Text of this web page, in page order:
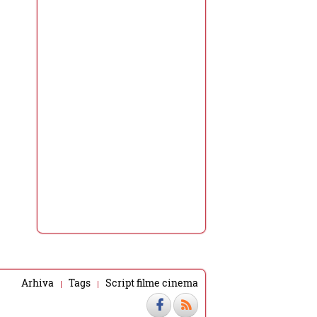
Arhiva Tags Script filme cinema